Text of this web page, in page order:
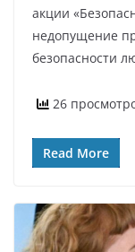
акции
недопущение
безопасности
26
Read More